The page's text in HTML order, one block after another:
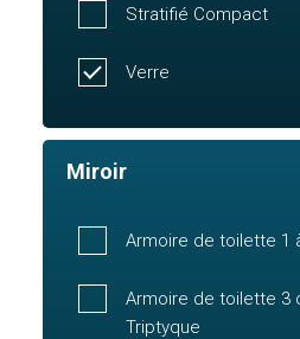
Stratifié Compact
Verre
Miroir
Armoire de toilette 1
Armoire de toilette 3
Triptyque